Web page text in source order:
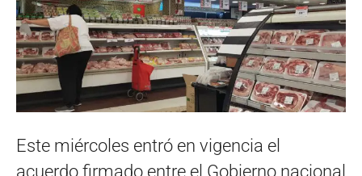
Este miércoles entró en vigencia el
acuerdo firmado entre el Gobierno nacional